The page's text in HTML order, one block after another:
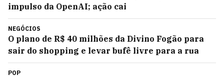
impulso da OpenAI; ação cai
NEGÓCIOS
O plano de R$ 40 milhões da Divino Fogão para
sair do shopping e levar bufê livre para a rua
POP